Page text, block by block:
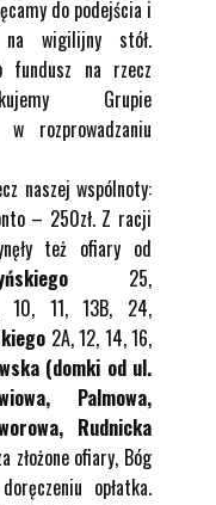
do podejścia i
wigilijny stół.
fundusz na rzecz
Grupie
rozprowadzaniu
naszej wspólnoty:
– 250zł. Z racji
też ofiary od
25,
11, 13B, 24,
2A, 12, 14, 16,
(domki od ul.
Palmowa,
Rudnicka
złożone ofiary, Bóg
opłatka.